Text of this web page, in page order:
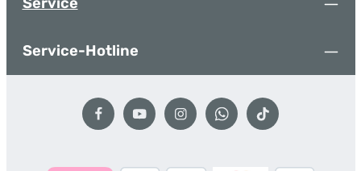
Service-Hotline